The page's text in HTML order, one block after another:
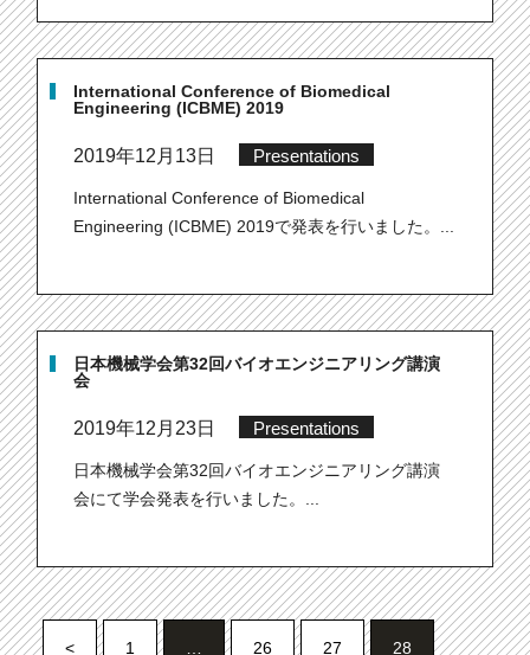
International Conference of Biomedical
Engineering (ICBME) 2019
2019年12月13日 Presentations
International Conference of Biomedical
Engineering (ICBME) 2019で発表を行いました。...
日本機械学会第32回バイオエンジニアリング講演
会
2019年12月23日 Presentations
日本機械学会第32回バイオエンジニアリング講演
会にて学会発表を行いました。...
< 1 … 26 27 28